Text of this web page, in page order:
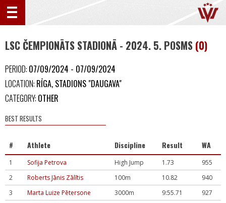
LSC ČEMPIONĀTS STADIONĀ - 2024. 5. POSMS (0)
PERIOD: 07/09/2024 - 07/09/2024
LOCATION: RĪGA, STADIONS "DAUGAVA"
CATEGORY: OTHER
BEST RESULTS
# Athlete Discipline Result WA
1 Sofija Petrova High Jump 1.73
955
2
Roberts Jānis Zālītis 100m 10.82
940
3
Marta Luize Pētersone 3000m 9:55.71
927